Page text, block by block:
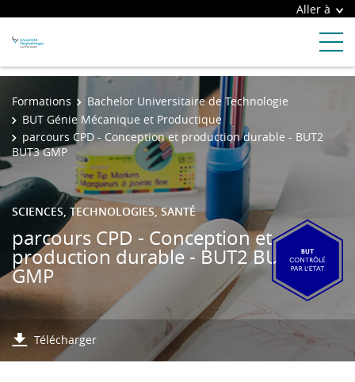
Aller à
Formations
Bachelor Universitaire de Technologie
BUT Génie Mécanique et Productique
parcours CPD - Conception et production durable - BUT2
BUT3 GMP
SCIENCES, TECHNOLOGIES, SANTÉ
parcours CPD - Conception et
production durable - BUT2 BUT3
GMP
Télécharger